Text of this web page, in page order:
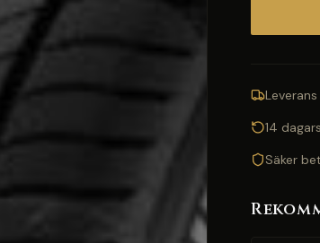
14
Säker